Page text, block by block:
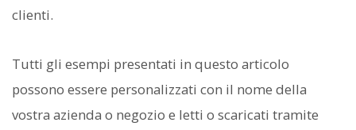
clienti.
Tutti gli esempi presentati in questo articolo
possono essere personalizzati con il nome della
vostra azienda o negozio e letti o scaricati tramite